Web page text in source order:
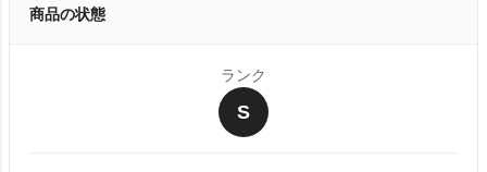
商品の状態
ランク
S